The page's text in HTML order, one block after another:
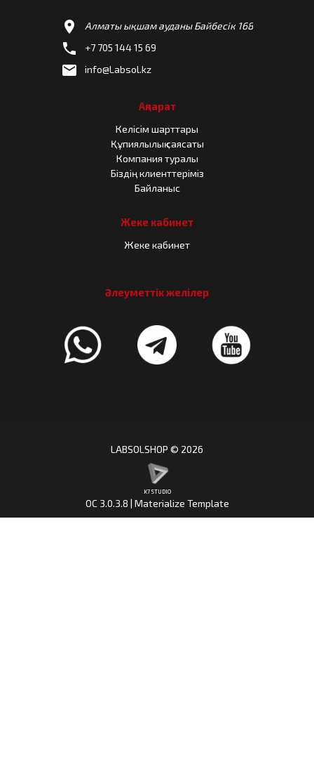
location_on Алматы ықшам ауданы Байбесік 168
phone +7 705 144 15 69
email info@Labsol.kz
Ақпарат
Келісім шарттары
Құпиялылық саясаты
Компания туралы
Біздің клиенттеріміз
Байланыс
Жеке кабинет
Жеке кабинет
Әлеуметтік желілер
LABSOLSHOP © 2026
K7 STUDIO
OC 3.0.3.8 | Materialize Template